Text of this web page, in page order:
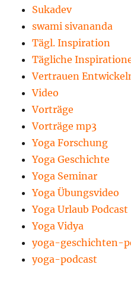
Sukadev
swami sivananda
Tägl. Inspiration
Tägliche
Vertrauen
Video
Vorträge
Vorträge mp3
Yoga Forschung
Yoga Geschichte
Yoga Seminar
Yoga Übungsvideo
Yoga Urlaub Podcast
Yoga Vidya
yoga-geschichten-
yoga-podcast